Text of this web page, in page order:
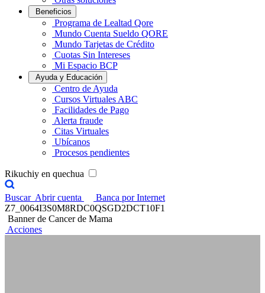
Beneficios
Programa de Lealtad Qore
Mundo Cuenta Sueldo QORE
Mundo Tarjetas de Crédito
Cuotas Sin Intereses
Mi Espacio BCP
Ayuda y Educación
Centro de Ayuda
Cursos Virtuales ABC
Facilidades de Pago
Alerta fraude
Citas Virtuales
Ubícanos
Procesos pendientes
Rikuchiy en quechua
Buscar Abrir cuenta
Banca por Internet
Z7_0064I3S0M8RDC0QSGD2DCT10F1
Banner de Cancer de Mama
Acciones